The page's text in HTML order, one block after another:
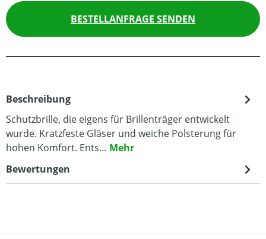
BESTELLANFRAGE SENDEN
Beschreibung
Schutzbrille, die eigens für Brillenträger entwickelt
wurde. Kratzfeste Gläser und weiche Polsterung für
hohen Komfort. Ents… Mehr
Bewertungen